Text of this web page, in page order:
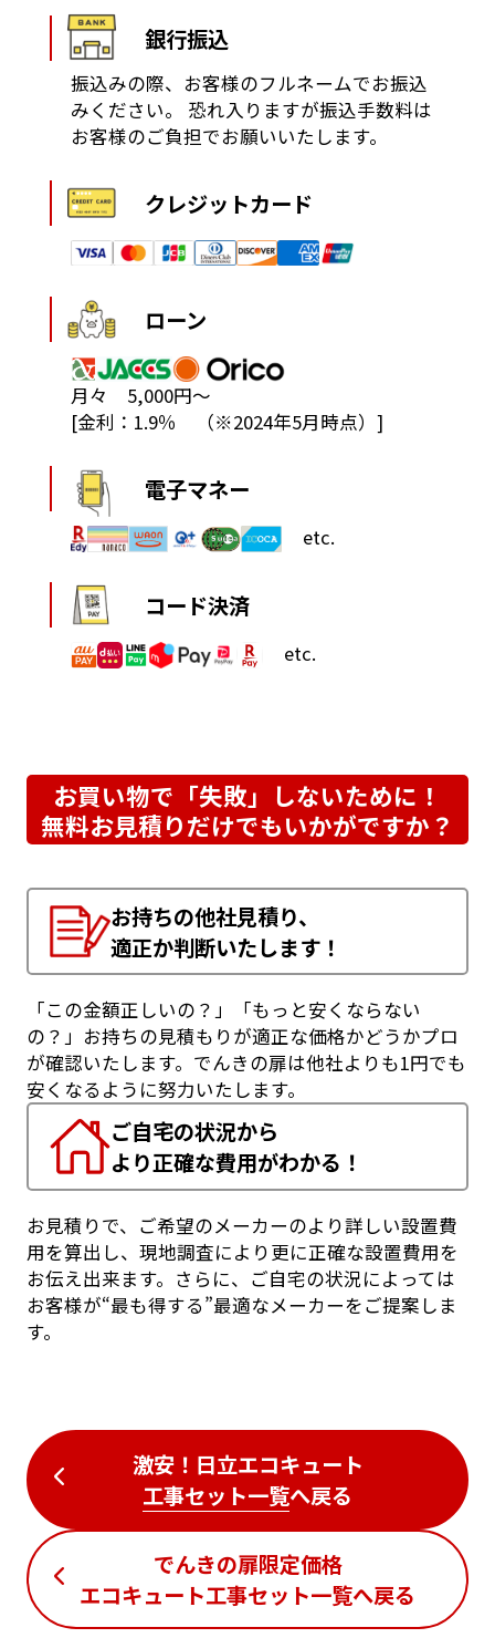
銀行振込
振込みの際、お客様のフルネームでお振込
みください。
恐れ入りますが振込手数料は
お客様のご負担でお願いいたします。
クレジットカード
ローン
月々 5,000円～
[金利：1.9％ （※2024年5月時点）]
電子マネー
etc.
コード決済
etc.
お買い物で「失敗」しないために！
無料お見積りだけでもいかがですか？
お持ちの他社見積り、
適正か判断いたします！
「この金額正しいの？」「もっと安くならない
の？」お持ちの見積もりが適正な価格かどうかプロ
が確認いたします。でんきの扉は他社よりも1円でも
安くなるように努力いたします。
ご自宅の状況から
より正確な費用がわかる！
お見積りで、ご希望のメーカーのより詳しい設置費
用を算出し、現地調査により更に正確な設置費用を
お伝え出来ます。さらに、ご自宅の状況によっては
お客様が“最も得する”最適なメーカーをご提案しま
す。
激安！日立エコキュート
工事セット一覧へ戻る
でんきの扉限定価格
エコキュート工事セット一覧へ戻る